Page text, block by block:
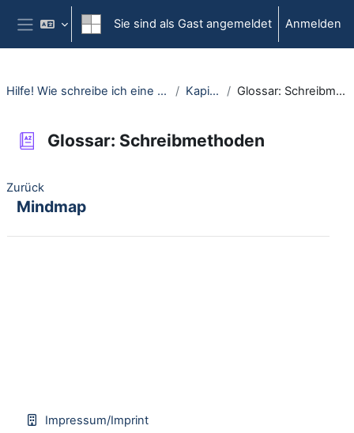
Zum Hauptinhalt
Website-Übersicht
Sie sind als Gast angemeldet Anmelden
Hilfe! Wie schreibe ich eine Einleitung? Kapitel 3 Glossar: Schreibmethoden
Glossar: Schreibmethoden
Zurück
Mindmap
Impressum/Imprint